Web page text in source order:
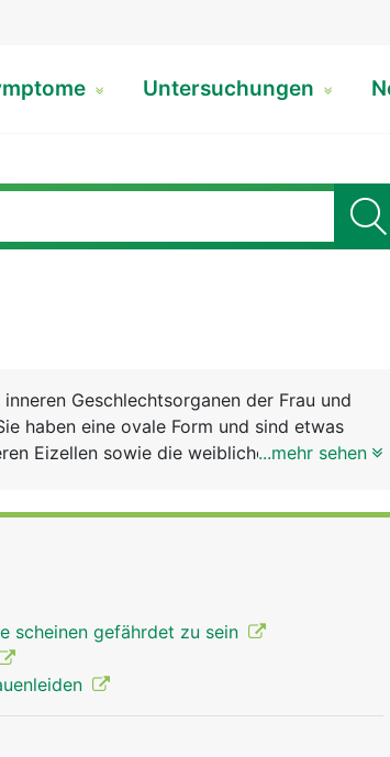
Untersuchungen
Geschlechtsorganen der Frau und
haben eine ovale Form und sind etwas
Eizellen sowie die weiblichen
gefüllt sind und in der Wand der
Bei Frauen im gebärfähigen Alter stossen
Eisprung (Ovulation) bezeichnet wird.
...mehr sehen
scheinen gefährdet zu sein